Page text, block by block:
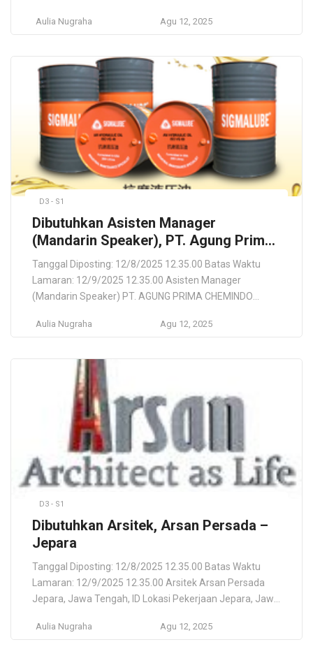
Pekerjaan Impor/Ekspor & Pabean (Manufaktur,
and knowledge on Shipping Agency, Freight Forwarding,
Freight Management and Port Agency business.
Experience in handling Export […]
Aulia Nugraha Agu 12, 2025
D3 - S1
Dibutuhkan Asisten Manager
(Mandarin Speaker), PT. Agung Prima
Chemindo
Tanggal Diposting: 12/8/2025 12.35.00 Batas Waktu
Lamaran: 12/9/2025 12.35.00 Asisten Manager
(Mandarin Speaker) PT. AGUNG PRIMA CHEMINDO
Banten, ID Deskripsi Pekerjaan Dikarenakan General
berbahasa indonesia-inggris, jadi asisten yang diminta
harus bisa berbahasa mandarin. Persyaratan
Diutamakan Female (karena bosnya female). Usia : 20
Aulia Nugraha Agu 12, 2025
D3 - S1
Dibutuhkan Arsitek, Arsan Persada –
Jepara
Tanggal Diposting: 12/8/2025 12.35.00 Batas Waktu
Lamaran: 12/9/2025 12.35.00 Arsitek Arsan Persada
Jepara, Jawa Tengah, ID Lokasi Pekerjaan Jepara, Jawa
Arsitektur). Di utamakan berdomisilin di JEPARA dan
Aulia Nugraha Agu 12, 2025